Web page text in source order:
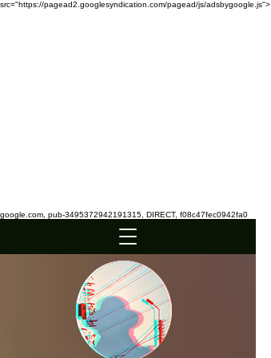
src="https://pagead2.googlesyndication.com/pagead/js/adsbygoogle.js">
google.com, pub-3495372942191315, DIRECT, f08c47fec0942fa0